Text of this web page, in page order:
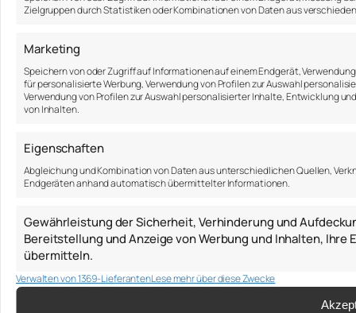
Zielgruppen durch Statistiken oder Kombinationen von Daten aus
Marketing
Speichern von oder Zugriff auf Informationen auf einem Endgerät,
für personalisierte Werbung, Verwendung von Profilen zur Auswahl
Verwendung von Profilen zur Auswahl personalisierter Inhalte, Entwicklung
von Inhalten.
Eigenschaften
Abgleichung und Kombination von Daten aus unterschiedlichen Quellen,
Endgeräten anhand automatisch übermittelter Informationen.
Gewährleistung der Sicherheit, Verhinderung und
Bereitstellung und Anzeige von Werbung und Inhalten,
übermitteln.
Verwalten von 1369-LieferantenLese mehr über diese Zwecke